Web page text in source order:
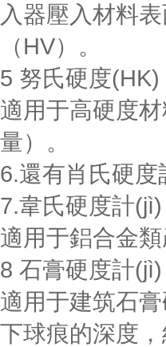
入器壓入材料表
（HV）。
5 努氏硬度(HK)
適用于高硬度
量）。
6.還有肖氏硬度
7.韋氏硬度計(jì)
適用于鋁合金類
8 石膏硬度計(jì)
適用于建筑石
下球痕的深度